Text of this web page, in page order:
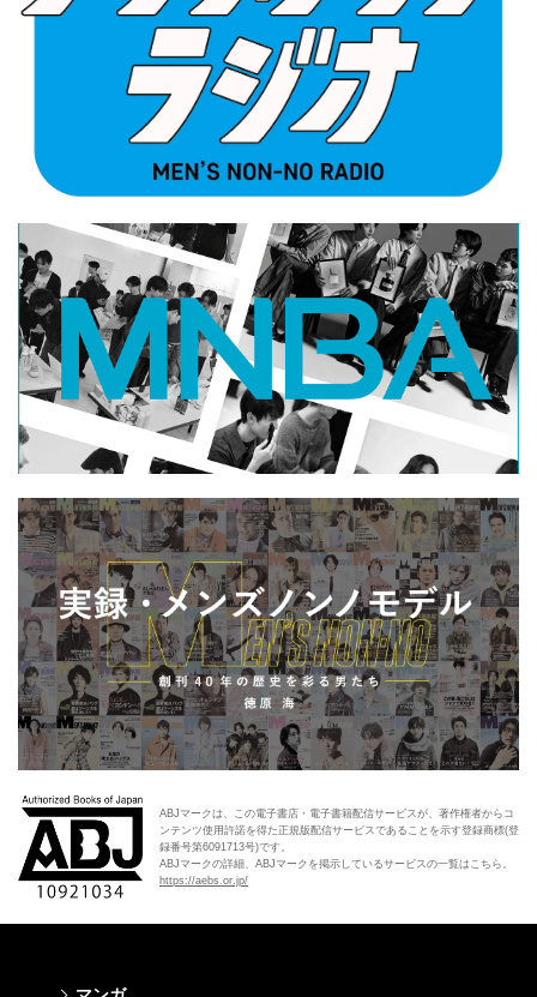
ABJマークは、この電子書店・電子書籍配信サービスが、著作権者からコ
ンテンツ使用許諾を得た正規版配信サービスであることを示す登録商標(登
録番号第6091713号)です。
ABJマークの詳細、ABJマークを掲示しているサービスの一覧はこちら。
https://aebs.or.jp/